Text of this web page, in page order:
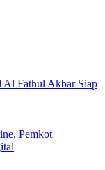
Fathul Akbar Siap
Pemkot